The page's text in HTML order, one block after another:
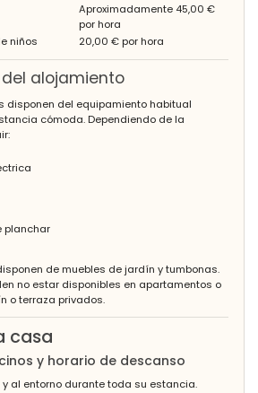
Aproximadamente 45,00 €
por hora
niños
20,00 € por hora
alojamiento
disponen del equipamiento habitual
cómoda. Dependiendo de la
planchar
de muebles de jardín y tumbonas.
no estar disponibles en apartamentos o
o terraza privados.
casa
y horario de descanso
al entorno durante toda su estancia.